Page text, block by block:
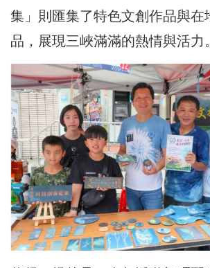
集」則匯集了特色文創作品與在
品，展現三峽滿滿的熱情與活力。